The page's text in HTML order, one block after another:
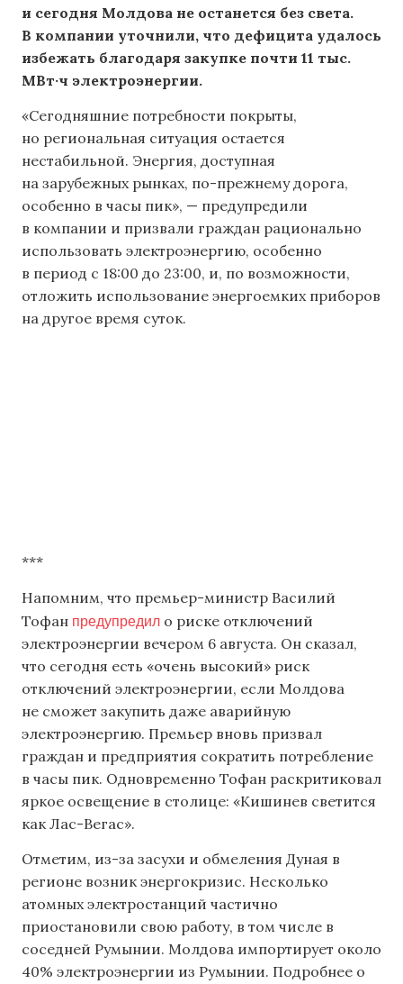
и сегодня Молдова не останется без света.
В компании уточнили, что дефицита удалось
избежать благодаря закупке почти 11 тыс.
МВт·ч электроэнергии.
«Сегодняшние потребности покрыты,
но региональная ситуация остается
нестабильной. Энергия, доступная
на зарубежных рынках, по-прежнему дорога,
особенно в часы пик», — предупредили
в компании и призвали граждан рационально
использовать электроэнергию, особенно
в период с 18:00 до 23:00, и, по возможности,
отложить использование энергоемких приборов
на другое время суток.
***
Напомним, что премьер-министр Василий
Тофан предупредил о риске отключений
электроэнергии вечером 6 августа. Он сказал,
что сегодня есть «очень высокий» риск
отключений электроэнергии, если Молдова
не сможет закупить даже аварийную
электроэнергию. Премьер вновь призвал
граждан и предприятия сократить потребление
в часы пик. Одновременно Тофан раскритиковал
яркое освещение в столице: «Кишинев светится
как Лас-Вегас».
Отметим, из-за засухи и обмеления Дуная в
регионе возник энергокризис. Несколько
атомных электростанций частично
приостановили свою работу, в том числе в
соседней Румынии. Молдова импортирует около
40% электроэнергии из Румынии. Подробнее о